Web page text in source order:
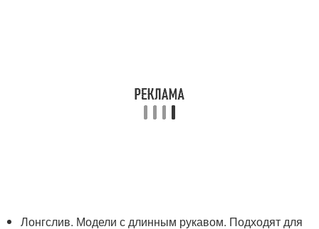
Лонгслив. Модели с длинным рукавом. Подходят для